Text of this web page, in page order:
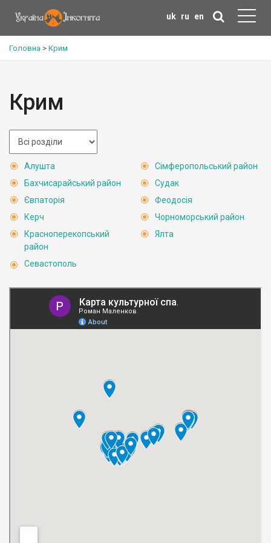
uk ru en
Головна > Крим
Крим
Алушта
Бахчисарайський район
Євпаторія
Керч
Красноперекопський
район
Севастополь
Сімферопольський район
Судак
Феодосія
Чорноморський район
Ялта